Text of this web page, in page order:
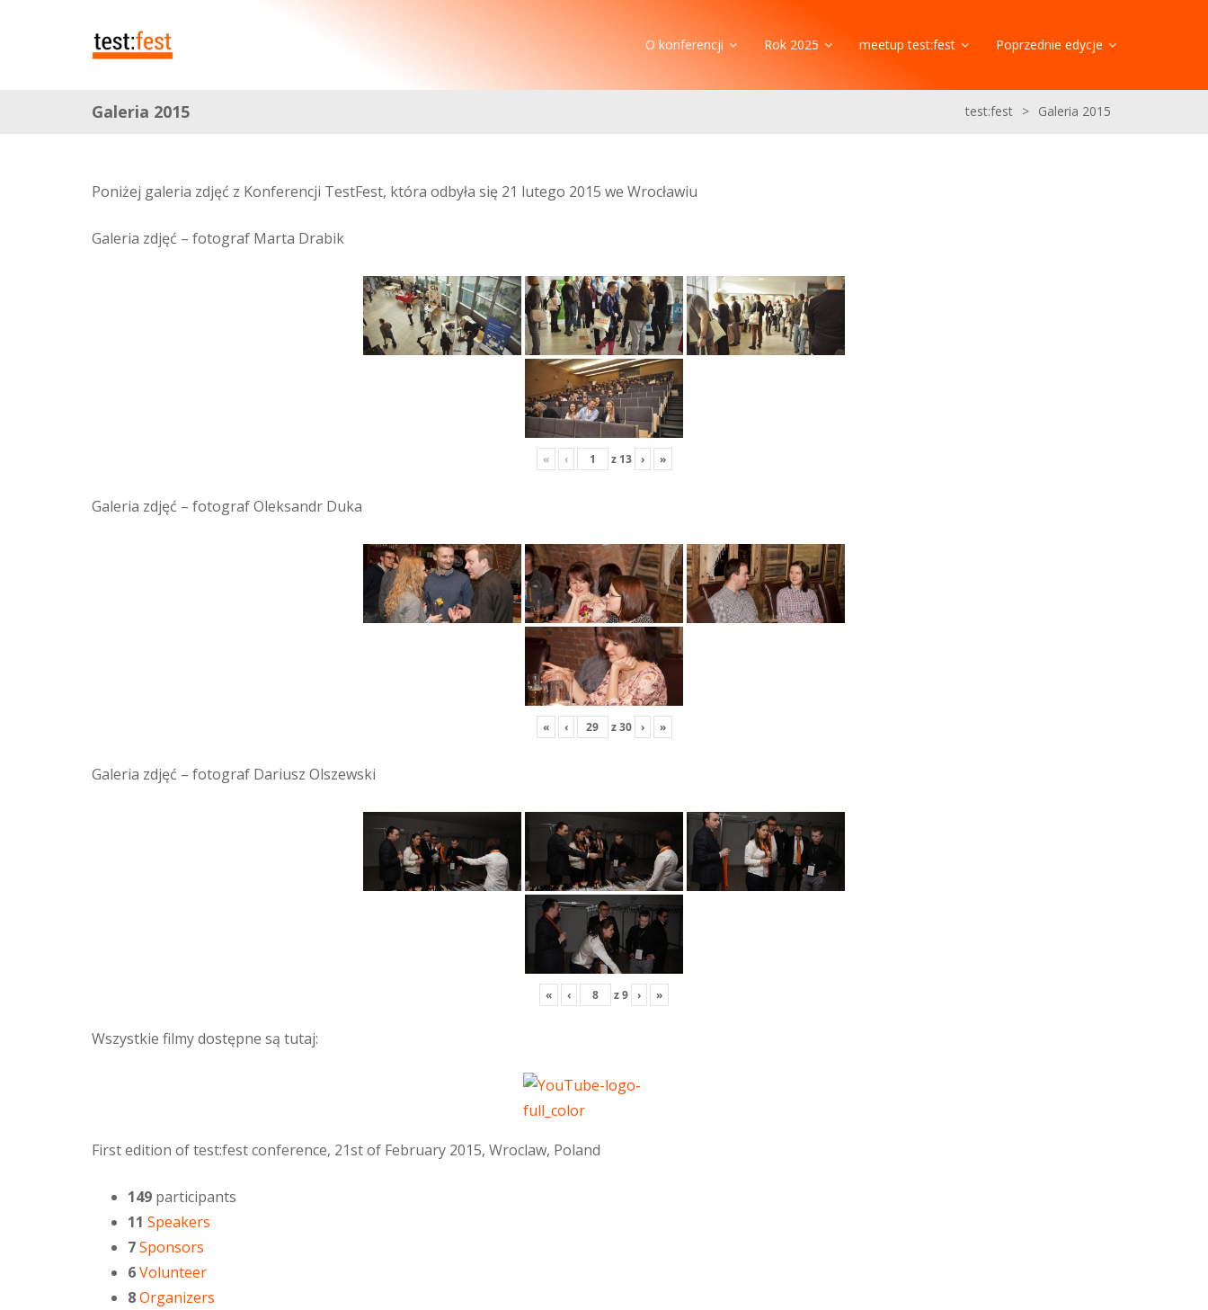
O konferencji Rok 2025 meetup test:fest Poprzednie edycje
Galeria 2015 test:fest > Galeria 2015
Poniżej galeria zdjęć z Konferencji TestFest, która odbyła się 21 lutego 2015 we Wrocławiu
Galeria zdjęć – fotograf Marta Drabik
« ‹ z 13 › »
Galeria zdjęć – fotograf Oleksandr Duka
« ‹ z30 › »
Galeria zdjęć – fotograf Dariusz Olszewski
« ‹ z9 › »
Wszystkie filmy dostępne są tutaj:
First edition of test:fest conference, 21st of February 2015, Wroclaw, Poland
149 participants
11 Speakers
7Sponsors
6Volunteer
8Organizers